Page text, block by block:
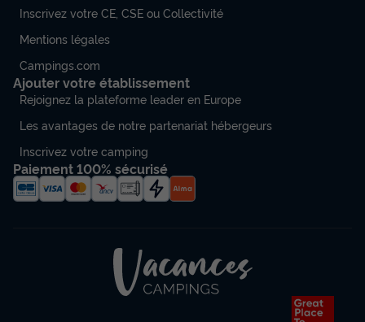
Inscrivez votre CE, CSE ou Collectivité
Mentions légales
Campings.com
Ajouter votre établissement
Rejoignez la plateforme leader en Europe
Les avantages de notre partenariat hébergeurs
Inscrivez votre camping
Paiement 100% sécurisé